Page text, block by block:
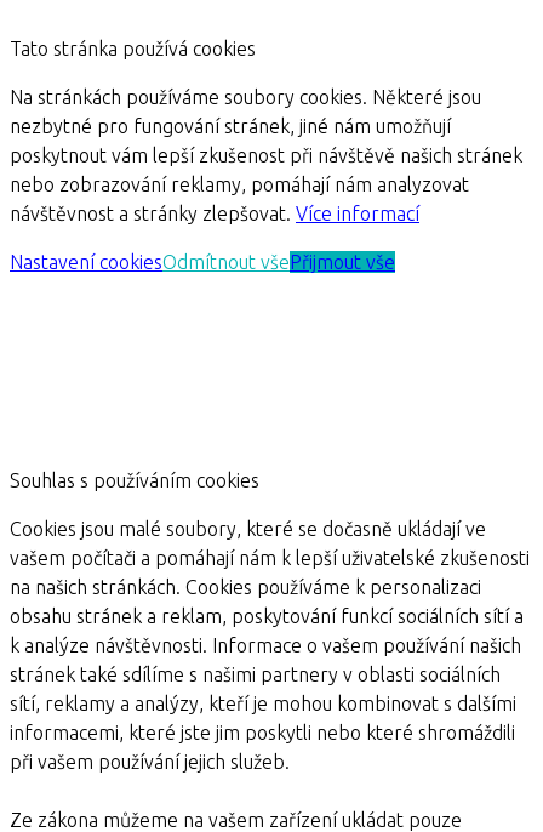
Tato stránka používá cookies
Na stránkách používáme soubory cookies. Některé jsou
nezbytné pro fungování stránek, jiné nám umožňují
poskytnout vám lepší zkušenost při návštěvě našich stránek
nebo zobrazování reklamy, pomáhají nám analyzovat
návštěvnost a stránky zlepšovat. Více informací
Nastavení cookiesOdmítnout všePřijmout vše
Souhlas s používáním cookies
Cookies jsou malé soubory, které se dočasně ukládají ve
vašem počítači a pomáhají nám k lepší uživatelské zkušenosti
na našich stránkách. Cookies používáme k personalizaci
obsahu stránek a reklam, poskytování funkcí sociálních sítí a
k analýze návštěvnosti. Informace o vašem používání našich
stránek také sdílíme s našimi partnery v oblasti sociálních
sítí, reklamy a analýzy, kteří je mohou kombinovat s dalšími
informacemi, které jste jim poskytli nebo které shromáždili
při vašem používání jejich služeb.
Ze zákona můžeme na vašem zařízení ukládat pouze